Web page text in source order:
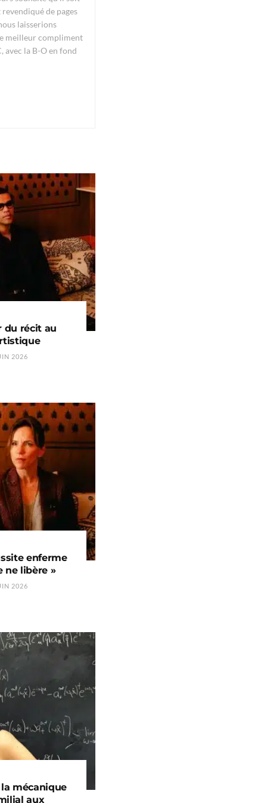
de pages
laisserions
meilleur compliment
avec la B-O en fond
du récit au
2026
enferme
ne libère »
2026
mécanique
aux